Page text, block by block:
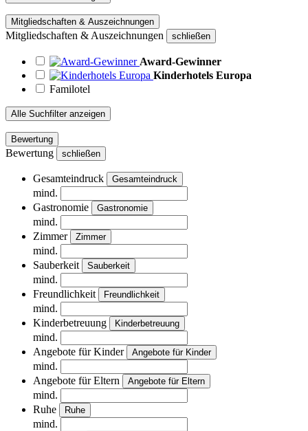
Mitgliedschaften & Auszeichnungen
Mitgliedschaften & Auszeichnungen schließen
Award-Gewinner
Kinderhotels Europa
Familotel
Alle Suchfilter anzeigen
Bewertung
Bewertung schließen
Gesamteindruck Gesamteindruck
mind.
Gastronomie
Gastronomie
mind.
Zimmer
Zimmer
mind.
Sauberkeit
Sauberkeit
mind.
Freundlichkeit
Freundlichkeit
mind.
Kinderbetreuung
Kinderbetreuung
mind.
Angebote für Kinder
Angebote für Kinder
mind.
Angebote für Eltern
Angebote für Eltern
mind.
Ruhe
Ruhe
mind.